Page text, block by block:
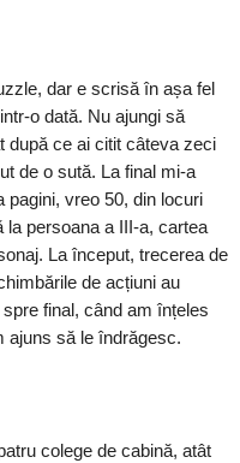
dar e scrisă în așa fel
o dată. Nu ajungi să
după ce ai citit câteva zeci
de o sută. La final mi-a
pagini, vreo 50, din locuri
persoana a III-a, cartea
La început, trecerea de
de acțiuni au
final, când am înțeles
ajuns să le îndrăgesc.
colege de cabină, atât